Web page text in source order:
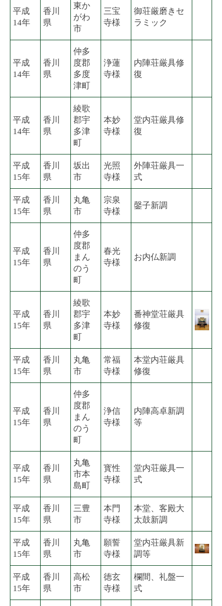
平成
14年
香川
県
東か
がわ
市
三宝
寺様
御荘厳磨きセ
ラミック
平成
14年
香川
県
仲多
度郡
多度
津町
浄蓮
寺様
内陣荘厳具修
復
平成
14年
香川
県
綾歌
郡宇
多津
町
本妙
寺様
堂内荘厳具修
復
平成
15年
香川
県
坂出
市
光照
寺様
外陣荘厳具一
式
平成
15年
香川
県
丸亀
市
宗泉
寺様
鏧子新調
平成
15年
香川
県
仲多
度郡
まん
のう
町
春光
寺様
お内仏新調
平成
15年
香川
県
綾歌
郡宇
多津
町
本妙
寺様
番神堂荘厳具
修復
平成
15年
香川
県
丸亀
市
常福
寺様
本堂内荘厳具
修復
平成
15年
香川
県
仲多
度郡
まん
のう
町
浄信
寺様
内陣高卓新調
等
平成
15年
香川
県
丸亀
市本
島町
寳性
寺様
堂内荘厳具一
式
平成
15年
香川
県
三豊
市
本門
寺様
本堂、客殿大
太鼓新調
平成
15年
香川
県
丸亀
市
願誓
寺様
堂内荘厳具新
調等
平成
15年
香川
県
高松
市
徳玄
寺様
欄間、礼盤一
式